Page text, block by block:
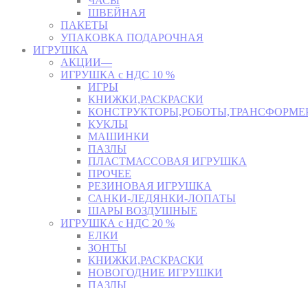
ШВЕЙНАЯ
ПАКЕТЫ
УПАКОВКА ПОДАРОЧНАЯ
ИГРУШКА
АКЦИИ—
ИГРУШКА с НДС 10 %
ИГРЫ
КНИЖКИ,РАСКРАСКИ
КУКЛЫ
МАШИНКИ
ПАЗЛЫ
ПЛАСТМАССОВАЯ ИГРУШКА
ПРОЧЕЕ
РЕЗИНОВАЯ ИГРУШКА
САНКИ-ЛЕДЯНКИ-ЛОПАТЫ
ШАРЫ ВОЗДУШНЫЕ
ИГРУШКА с НДС 20 %
ЕЛКИ
ЗОНТЫ
КНИЖКИ,РАСКРАСКИ
НОВОГОДНИЕ ИГРУШКИ
ПАЗЛЫ